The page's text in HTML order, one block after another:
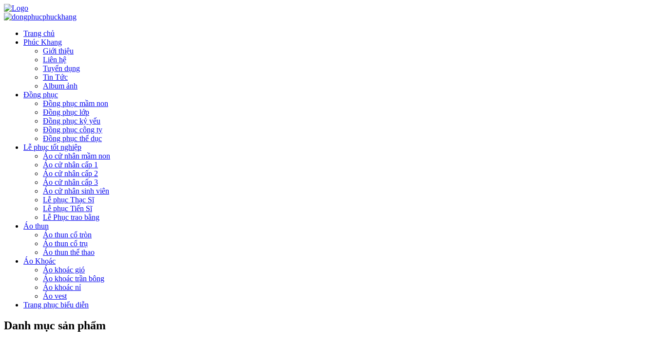
Trang chủ
Phúc Khang
Giới thiệu
Liên hệ
Tuyển dụng
Tin Tức
Album ảnh
Đồng phục
Đồng phục mầm non
Đồng phục lớp
Đồng phục kỷ yếu
Đồng phục công ty
Đồng phục thể dục
Lễ phục tốt nghiệp
Áo cử nhân mầm non
Áo cử nhân cấp 1
Áo cử nhân cấp 2
Áo cử nhân cấp 3
Áo cử nhân sinh viên
Lễ phục Thạc Sĩ
Lễ phục Tiến Sĩ
Lễ Phục trao bằng
Áo thun
Áo thun cổ tròn
Áo thun cổ trụ
Áo thun thể thao
Áo Khoác
Áo khoác gió
Áo khoác trần bông
Áo khoác nỉ
Áo vest
Trang phục biểu diễn
Danh mục sản phẩm